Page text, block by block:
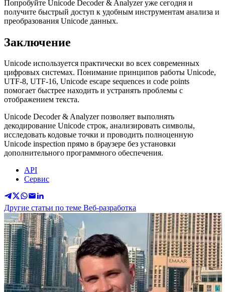
Попробуйте Unicode Decoder & Analyzer уже сегодня и
получите быстрый доступ к удобным инструментам анализа и
преобразования Unicode данных.
Заключение
Unicode используется практически во всех современных
цифровых системах. Понимание принципов работы Unicode,
UTF-8, UTF-16, Unicode escape sequences и code points
помогает быстрее находить и устранять проблемы с
отображением текста.
Unicode Decoder & Analyzer позволяет выполнять
декодирование Unicode строк, анализировать символы,
исследовать кодовые точки и проводить полноценную
Unicode inspection прямо в браузере без установки
дополнительного программного обеспечения.
API
Сервис
Другие статьи по теме Веб-разработка